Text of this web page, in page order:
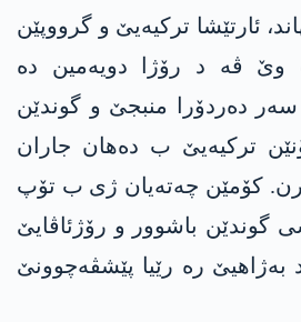
ئارتێشا ترکیەیێ و گرووپێن
ڤە د رۆژا دویەمین دە
دەردۆرا منبجێ و گوندێن
ترکیەیێ ب دەھان جاران
کۆمێن چەتەیان ژی ب تۆپ
گوندێن باشوور و رۆژئاڤایێ
رە رێیا پێشڤەچوونێ